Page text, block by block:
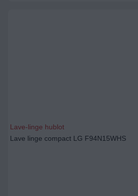
Lave-linge hublot
Lave linge compact LG F94N15WHS